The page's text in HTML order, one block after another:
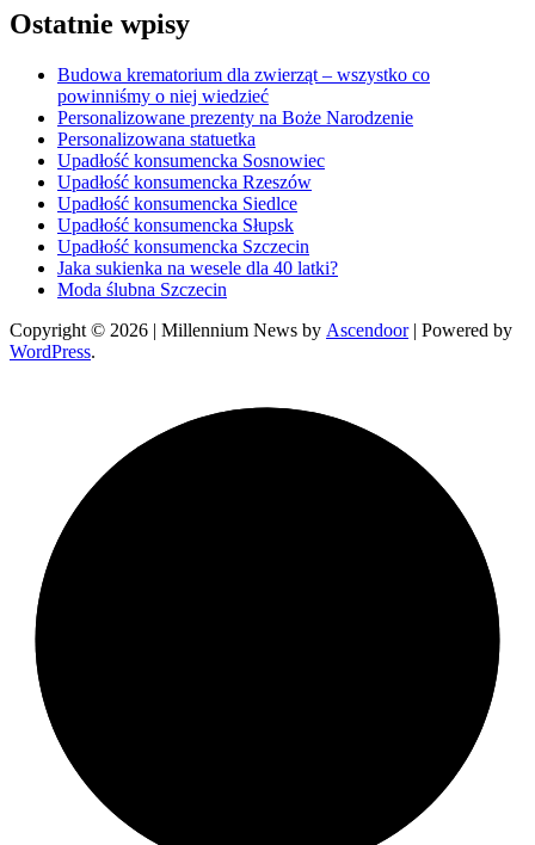
Ostatnie wpisy
Budowa krematorium dla zwierząt – wszystko co
powinniśmy o niej wiedzieć
Personalizowane prezenty na Boże Narodzenie
Personalizowana statuetka
Upadłość konsumencka Sosnowiec
Upadłość konsumencka Rzeszów
Upadłość konsumencka Siedlce
Upadłość konsumencka Słupsk
Upadłość konsumencka Szczecin
Jaka sukienka na wesele dla 40 latki?
Moda ślubna Szczecin
Copyright © 2026 | Millennium News by Ascendoor| Powered by
WordPress.